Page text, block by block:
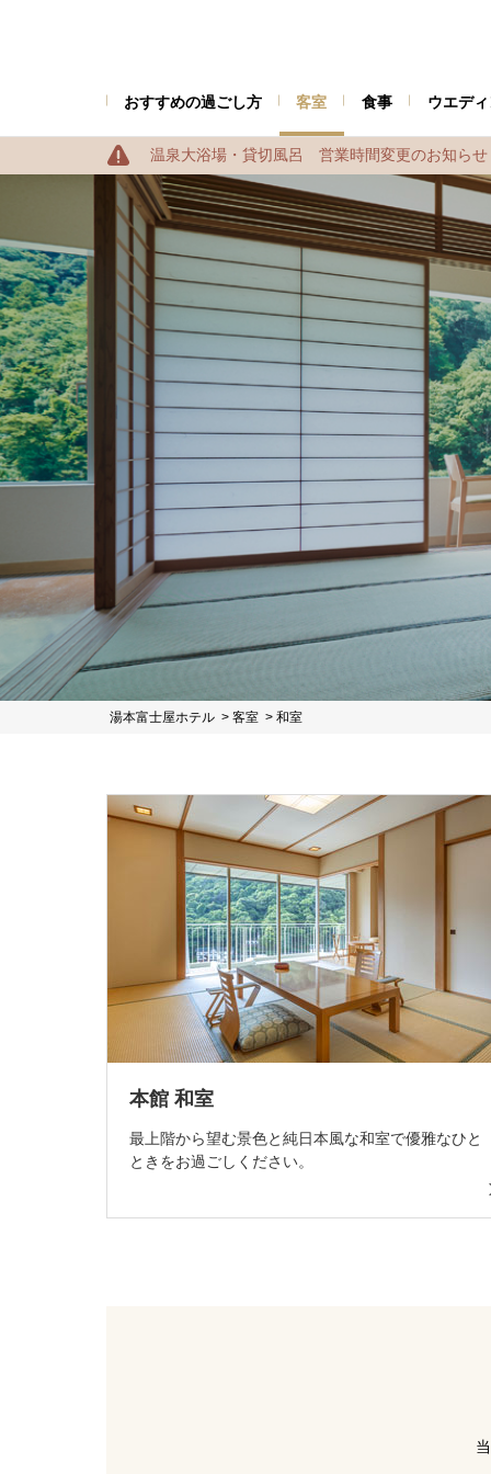
おすすめの過ごし方 客室 食事 ウエデ
温泉大浴場・貸切風呂 営業時間変更のお知ら
湯本富士屋ホテル 客室 和室
本館 和室
最上階から望む景色と純日本風な和室で優雅なひと
ときをお過ごしください。